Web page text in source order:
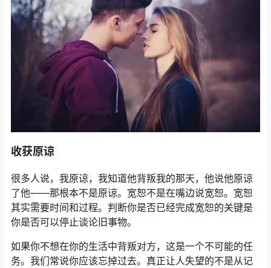
收获原谅
很多人说，我原谅，我知道他背叛我的那天，他说他原谅
了他——那根本不是原谅。宽恕不是在嘴边说宽恕。宽恕
其实需要时间和过程。判断你是否已经完成宽恕的关键是
你是否可以停止谈论旧事物。
如果你不想在你的生活中背叛对方，这是一个不可能的任
务。我们常说你应该忘掉过去。真正让人失望的不是从记